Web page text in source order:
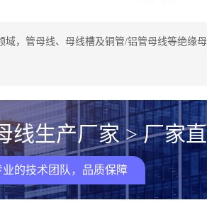
域，管母线、母线槽及铜管/铝管母线等绝缘
线生产厂家 > 厂家
的技术团队，品质保障